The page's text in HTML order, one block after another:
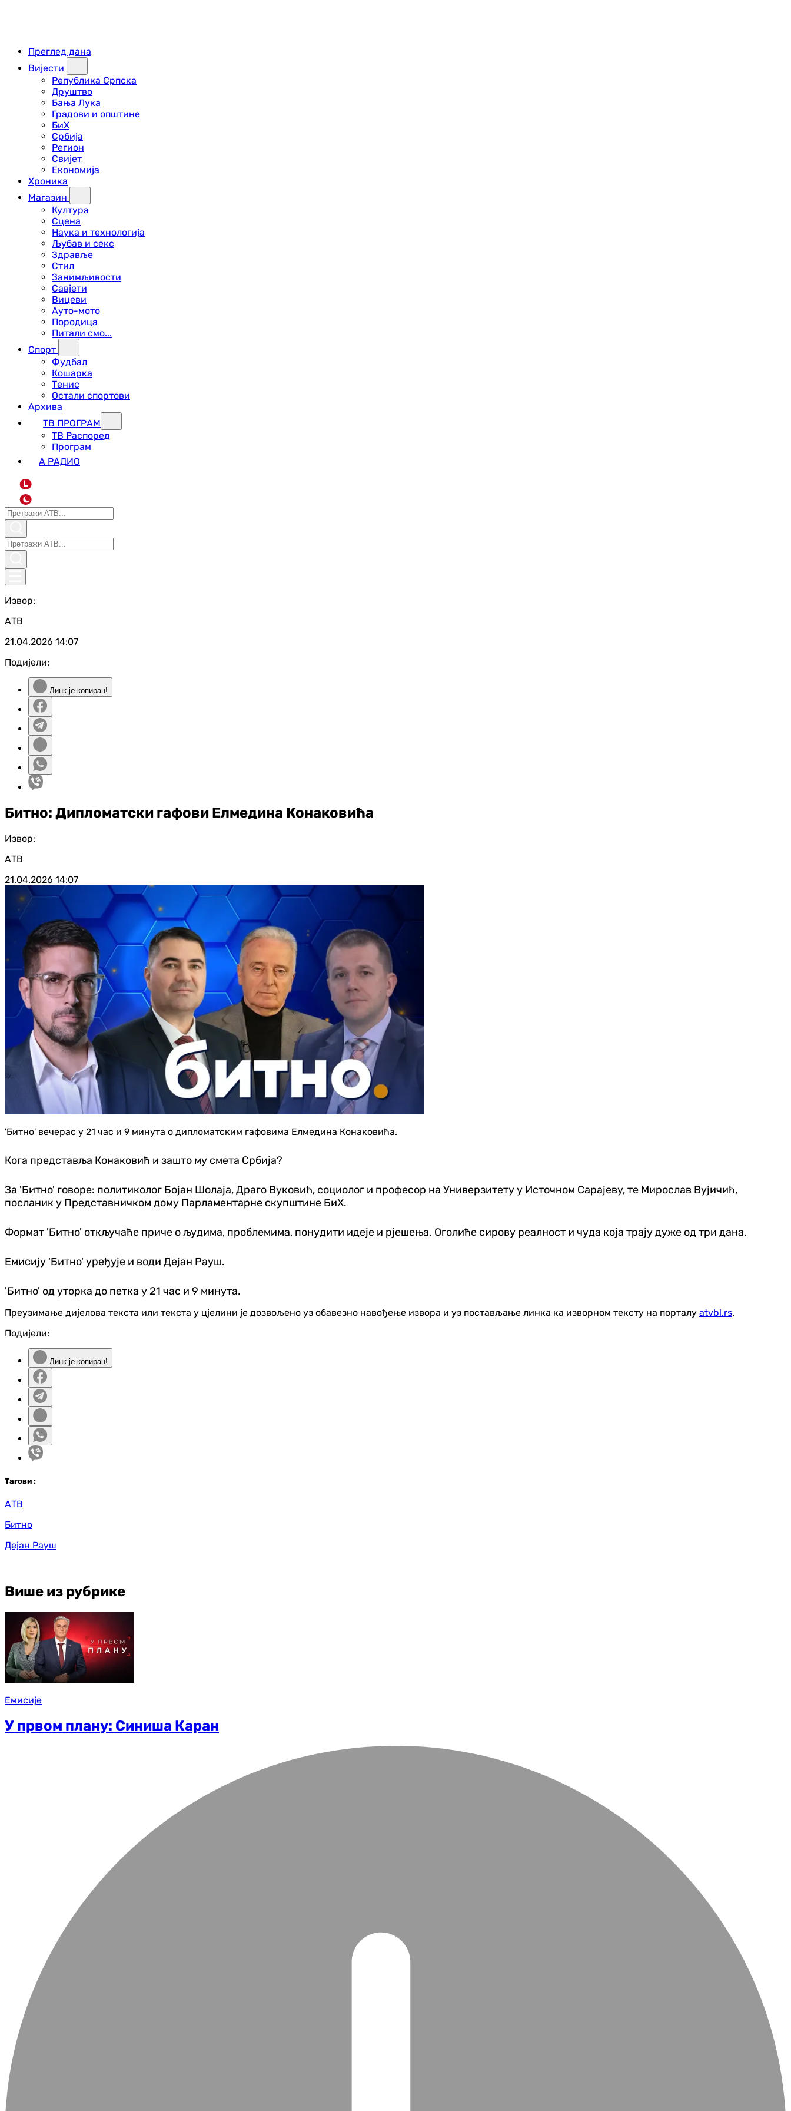
Преглед дана
Вијести
Република Српска
Друштво
Бања Лука
Градови и општине
БиХ
Србија
Регион
Свијет
Економија
Хроника
Магазин
Култура
Сцена
Наука и технологија
Љубав и секс
Здравље
Стил
Занимљивости
Савјети
Вицеви
Ауто-мото
Породица
Питали смо...
Спорт
Фудбал
Кошарка
Тенис
Остали спортови
Архива
ТВ ПРОГРАМ
ТВ Распоред
Програм
А РАДИО
L
Извор:
АТВ
21.04.2026 14:07
Подијели:
Линк је копиран!
Битно: Дипломатски гафови Елмедина Конаковића
Извор:
АТВ
21.04.2026 14:07
'Битно' вечерас у 21 час и 9 минута о дипломатским гафовима Елмедина Конаковића.
Кога представља Конаковић и зашто му смета Србија?
За 'Битно' говоре: политиколог Бојан Шолаја, Драго Вуковић, социолог и професор на Универзитету у Источном Сарајеву, те Мирослав Вујичић,
посланик у Представничком дому Парламентарне скупштине БиХ.
Формат 'Битно' откључаће приче о људима, проблемима, понудити идеје и рјешења. Оголиће сирову реалност и чуда која трају дуже од три дана.
Емисију 'Битно' уређује и води Дејан Рауш.
'Битно' од уторка до петка у 21 час и 9 минута.
Преузимање дијелова текста или текста у цјелини је дозвољено уз обавезно навођење извора и уз постављање линка ка изворном тексту на порталу atvbl.rs.
Подијели:
Линк је копиран!
Тагови :
АТВ
Битно
Дејан Рауш
Више из рубрике
Емисије
У првом плану: Синиша Каран